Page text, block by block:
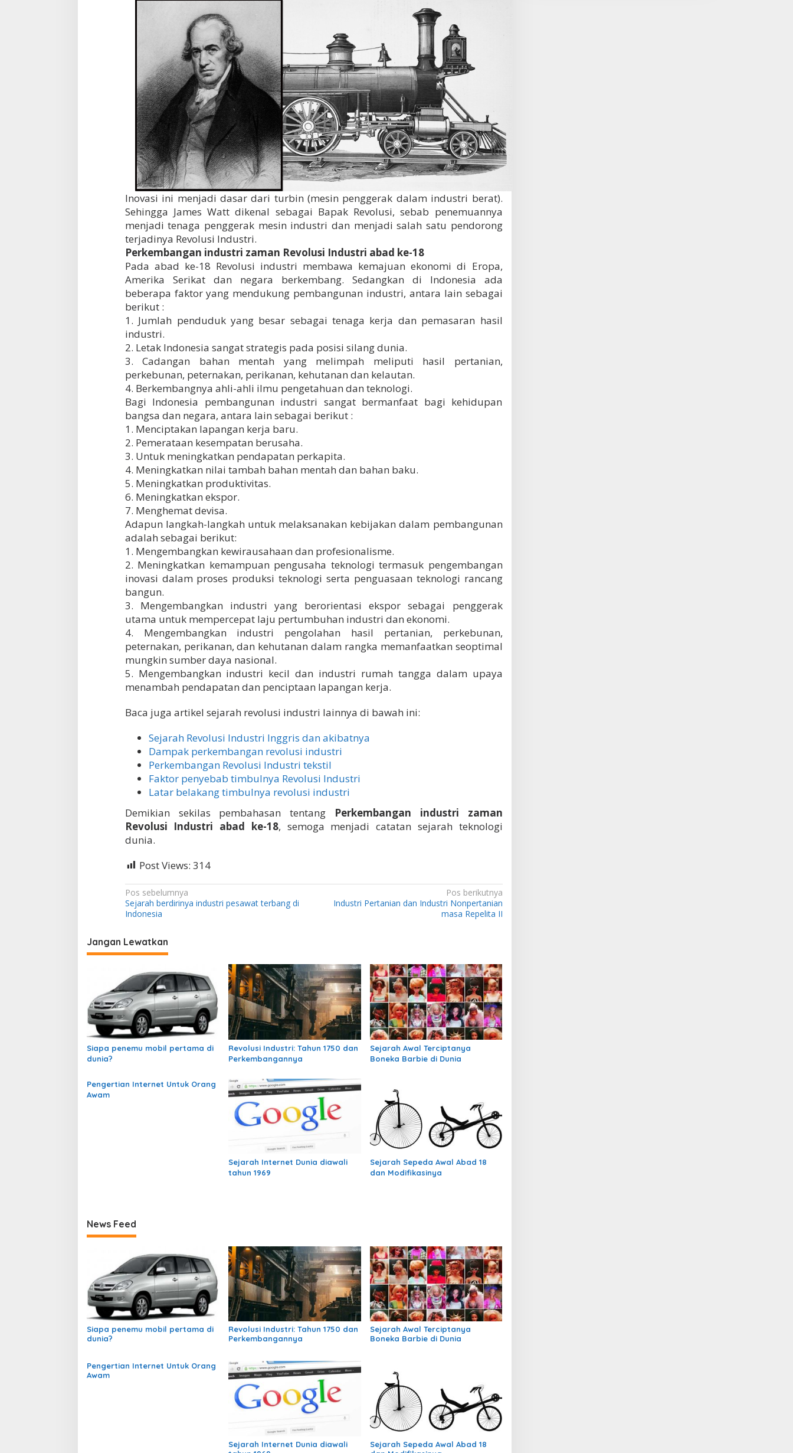
Inovasi ini menjadi dasar dari turbin (mesin penggerak dalam industri berat).
Sehingga James Watt dikenal sebagai Bapak Revolusi, sebab penemuannya
menjadi tenaga penggerak mesin industri dan menjadi salah satu pendorong
terjadinya Revolusi Industri.
Perkembangan industri zaman Revolusi Industri abad ke-18
Pada abad ke-18 Revolusi industri membawa kemajuan ekonomi di Eropa,
Amerika Serikat dan negara berkembang. Sedangkan di Indonesia ada
beberapa faktor yang mendukung pembangunan industri, antara lain sebagai
berikut :
1. Jumlah penduduk yang besar sebagai tenaga kerja dan pemasaran hasil
industri.
2. Letak Indonesia sangat strategis pada posisi silang dunia.
3. Cadangan bahan mentah yang melimpah meliputi hasil pertanian,
perkebunan, peternakan, perikanan, kehutanan dan kelautan.
4. Berkembangnya ahli-ahli ilmu pengetahuan dan teknologi.
Bagi Indonesia pembangunan industri sangat bermanfaat bagi kehidupan
bangsa dan negara, antara lain sebagai berikut :
1. Menciptakan lapangan kerja baru.
2. Pemerataan kesempatan berusaha.
3. Untuk meningkatkan pendapatan perkapita.
4. Meningkatkan nilai tambah bahan mentah dan bahan baku.
5. Meningkatkan produktivitas.
6. Meningkatkan ekspor.
7. Menghemat devisa.
Adapun langkah-langkah untuk melaksanakan kebijakan dalam pembangunan
adalah sebagai berikut:
1. Mengembangkan kewirausahaan dan profesionalisme.
2. Meningkatkan kemampuan pengusaha teknologi termasuk pengembangan
inovasi dalam proses produksi teknologi serta penguasaan teknologi rancang
bangun.
3. Mengembangkan industri yang berorientasi ekspor sebagai penggerak
utama untuk mempercepat laju pertumbuhan industri dan ekonomi.
4. Mengembangkan industri pengolahan hasil pertanian, perkebunan,
peternakan, perikanan, dan kehutanan dalam rangka memanfaatkan seoptimal
mungkin sumber daya nasional.
5. Mengembangkan industri kecil dan industri rumah tangga dalam upaya
menambah pendapatan dan penciptaan lapangan kerja.
Baca juga artikel sejarah revolusi industri lainnya di bawah ini:
Sejarah Revolusi Industri Inggris dan akibatnya
Dampak perkembangan revolusi industri
Perkembangan Revolusi Industri tekstil
Faktor penyebab timbulnya Revolusi Industri
Latar belakang timbulnya revolusi industri
Demikian sekilas pembahasan tentang Perkembangan industri zaman
Revolusi Industri abad ke-18, semoga menjadi catatan sejarah teknologi
dunia.
Post Views: 314
N
a
i
g
a
s
i
p
o
Pos sebelumnya
Sejarah berdirinya industri pesawat terbang di
Indonesia
Pos berikutnya
Industri Pertanian dan Industri Nonpertanian
masa Repelita II
Jangan Lewatkan
Siapa penemu mobil pertama di
dunia?
Revolusi Industri: Tahun 1750 dan
Perkembangannya
Sejarah Awal Terciptanya
Boneka Barbie di Dunia
Pengertian Internet Untuk Orang
Awam
Sejarah Internet Dunia diawali
tahun 1969
Sejarah Sepeda Awal Abad 18
dan Modifikasinya
News Feed
Siapa penemu mobil pertama di
dunia?
Revolusi Industri: Tahun 1750 dan
Perkembangannya
Sejarah Awal Terciptanya
Boneka Barbie di Dunia
Pengertian Internet Untuk Orang
Awam
Sejarah Internet Dunia diawali
Sejarah Sepeda Awal Abad 18